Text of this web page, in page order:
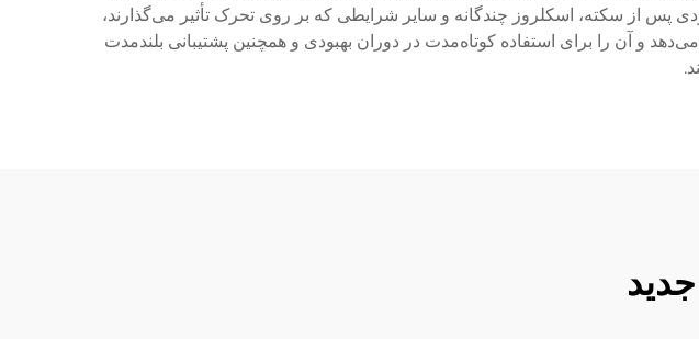
پس از سکته، اسکلروز چندگانه و سایر شرایطی که بر روی تحرک تأثیر می‌گذارند،
و آن را برای استفاده کوتاه‌مدت در دوران بهبودی و همچنین پشتیبانی بلندمدت